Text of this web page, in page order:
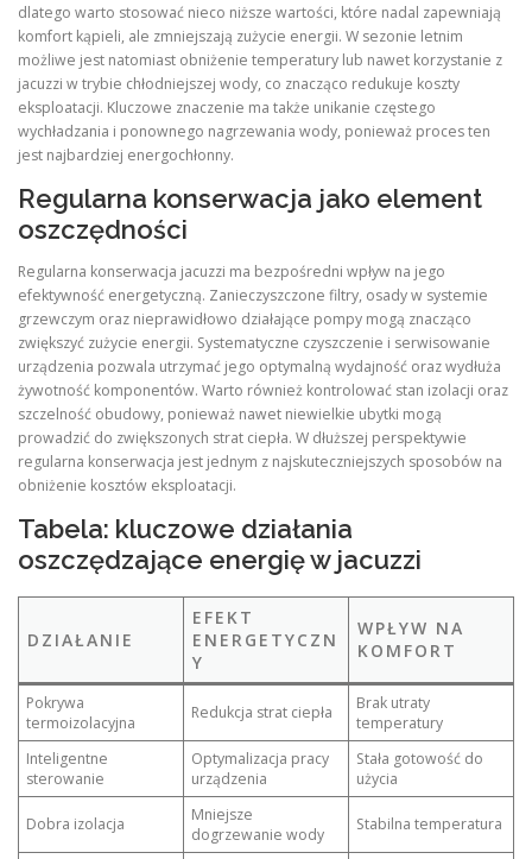
dlatego warto stosować nieco niższe wartości, które nadal zapewniają
komfort kąpieli, ale zmniejszają zużycie energii. W sezonie letnim
możliwe jest natomiast obniżenie temperatury lub nawet korzystanie z
jacuzzi w trybie chłodniejszej wody, co znacząco redukuje koszty
eksploatacji. Kluczowe znaczenie ma także unikanie częstego
wychładzania i ponownego nagrzewania wody, ponieważ proces ten
jest najbardziej energochłonny.
Regularna konserwacja jako element
oszczędności
Regularna konserwacja jacuzzi ma bezpośredni wpływ na jego
efektywność energetyczną. Zanieczyszczone filtry, osady w systemie
grzewczym oraz nieprawidłowo działające pompy mogą znacząco
zwiększyć zużycie energii. Systematyczne czyszczenie i serwisowanie
urządzenia pozwala utrzymać jego optymalną wydajność oraz wydłuża
żywotność komponentów. Warto również kontrolować stan izolacji oraz
szczelność obudowy, ponieważ nawet niewielkie ubytki mogą
prowadzić do zwiększonych strat ciepła. W dłuższej perspektywie
regularna konserwacja jest jednym z najskuteczniejszych sposobów na
obniżenie kosztów eksploatacji.
Tabela: kluczowe działania
oszczędzające energię w jacuzzi
DZIAŁANIE
EFEKT
ENERGETYCZN
Y
WPŁYW NA
KOMFORT
Pokrywa
termoizolacyjna
Redukcja strat ciepła
Brak utraty
temperatury
Inteligentne
sterowanie
Optymalizacja pracy
urządzenia
Stała gotowość do
użycia
Dobra izolacja
Mniejsze
dogrzewanie wody
Stabilna temperatura